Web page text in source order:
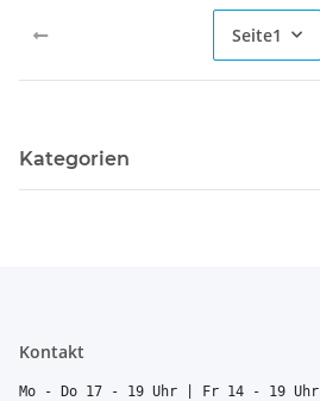
Seite1
Kategorien
Kontakt
Mo - Do 17 - 19 Uhr | Fr 14 - 19 Uhr